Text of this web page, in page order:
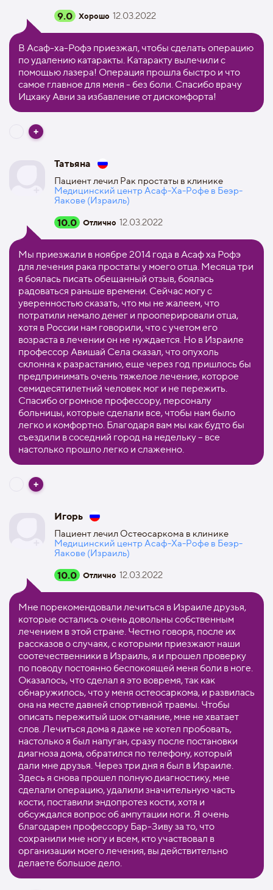
9.0 Хорошо 12.03.2022
В Асаф-ха-Рофэ приезжал, чтобы сделать операцию
по удалению катаракты. Катаракту вылечили с
помощью лазера! Операция прошла быстро и что
самое главное для меня - без боли. Спасибо врачу
Ицхаку Авни за избавление от дискомфорта!
Татьяна
Пациент лечил Рак простаты в клинике
Медицинский центр Асаф-Ха-Рофе в Беэр-
Яакове (Израиль)
10.0 Отлично 12.03.2022
Мы приезжали в ноябре 2014 года в Асаф ха Рофэ
для лечения рака простаты у моего отца. Месяца три
я боялась писать обещанный отзыв, боялась
радоваться раньше времени. Сейчас могу с
уверенностью сказать, что мы не жалеем, что
потратили немало денег и прооперировали отца,
хотя в России нам говорили, что с учетом его
возраста в лечении он не нуждается. Но в Израиле
профессор Авишай Села сказал, что опухоль
склонна к разрастанию, еще через год пришлось бы
предпринимать очень тяжелое лечение, которое
семидесятилетний человек мог и не пережить.
Спасибо огромное профессору, персоналу
больницы, которые сделали все, чтобы нам было
легко и комфортно. Благодаря вам мы как будто бы
съездили в соседний город на недельку – все
настолько прошло легко и слаженно.
Игорь
Пациент лечил Остеосаркома в клинике
Медицинский центр Асаф-Ха-Рофе в Беэр-
Яакове (Израиль)
10.0 Отлично 12.03.2022
Мне порекомендовали лечиться в Израиле друзья,
которые остались очень довольны собственным
лечением в этой стране. Честно говоря, после их
рассказов о случаях, с которыми приезжают наши
соотечественники в Израиль, я и прошел проверку
по поводу постоянно беспокоящей меня боли в ноге.
Оказалось, что сделал я это вовремя, так как
обнаружилось, что у меня остеосаркома, и развилась
она на месте давней спортивной травмы. Чтобы
описать пережитый шок отчаяние, мне не хватает
слов. Лечиться дома я даже не хотел пробовать,
настолько я был напуган, сразу после постановки
диагноза дома, обратился по телефону, который
дали мне друзья. Через три дня я был в Израиле.
Здесь я снова прошел полную диагностику, мне
сделали операцию, удалили значительную часть
кости, поставили эндопротез кости, хотя и
обсуждался вопрос об ампутации ноги. Я очень
благодарен профессору Бар-Зиву за то, что
сохранили мне ногу и всем, кто участвовал в
организации моего лечения, вы действительно
делаете большое дело.